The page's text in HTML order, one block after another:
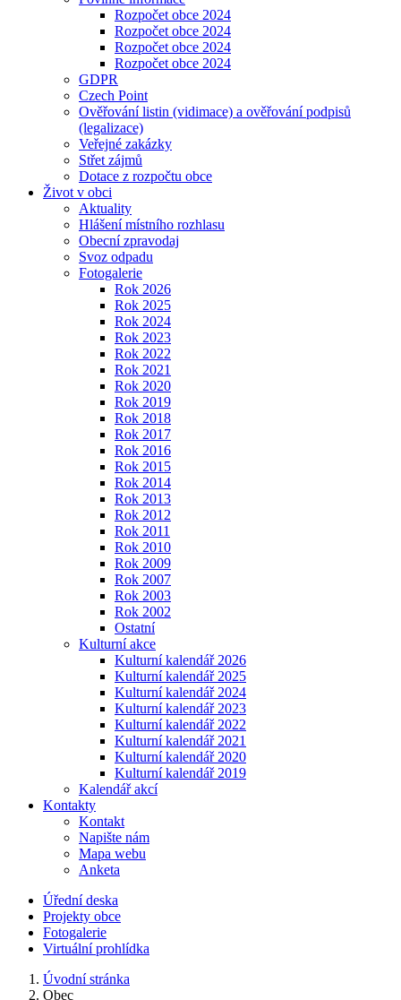
Rozpočet obce 2024
Rozpočet obce 2024
Rozpočet obce 2024
Rozpočet obce 2024
GDPR
Czech Point
Ověřování listin (vidimace) a ověřování podpisů
(legalizace)
Veřejné zakázky
Střet zájmů
Dotace z rozpočtu obce
Život v obci
Aktuality
Hlášení místního rozhlasu
Obecní zpravodaj
Svoz odpadu
Fotogalerie
Rok 2026
Rok 2025
Rok 2024
Rok 2023
Rok 2022
Rok 2021
Rok 2020
Rok 2019
Rok 2018
Rok 2017
Rok 2016
Rok 2015
Rok 2014
Rok 2013
Rok 2012
Rok 2011
Rok 2010
Rok 2009
Rok 2007
Rok 2003
Rok 2002
Ostatní
Kulturní akce
Kulturní kalendář 2026
Kulturní kalendář 2025
Kulturní kalendář 2024
Kulturní kalendář 2023
Kulturní kalendář 2022
Kulturní kalendář 2021
Kulturní kalendář 2020
Kulturní kalendář 2019
Kalendář akcí
Kontakty
Kontakt
Napište nám
Mapa webu
Anketa
Úřední deska
Projekty obce
Fotogalerie
Virtuální prohlídka
Úvodní stránka
Obec